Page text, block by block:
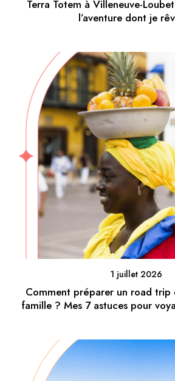
Terra Totem à Villeneuve-
l’aventure dont je
1 juillet 2026
Comment préparer un road trip
famille ? Mes 7 astuces pour